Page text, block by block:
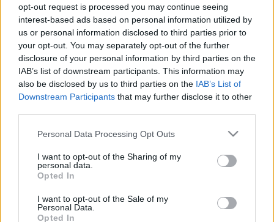
opt-out request is processed you may continue seeing
interest-based ads based on personal information utilized by
us or personal information disclosed to third parties prior to
your opt-out. You may separately opt-out of the further
disclosure of your personal information by third parties on the
IAB’s list of downstream participants. This information may
also be disclosed by us to third parties on the IAB’s List of
Downstream Participants that may further disclose it to other
Please note that this website/app uses one or more Google
not limited to your visit or usage behaviour. You may click to
grant or deny consent to Google and its third-party tags to
use your data for below specified purposes in below Google
consent section.
Personal Data Processing Opt Outs
I want to opt-out of the Sharing of my
personal data.
Opted In
I want to opt-out of the Sale of my
Personal Data.
Opted In